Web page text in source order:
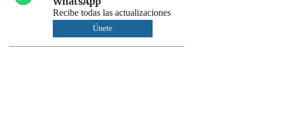
Recibe todas las actualizaciones
Únete